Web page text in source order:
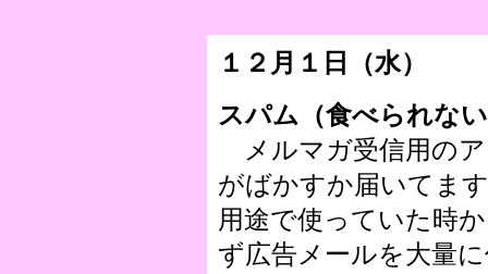
１２月１日（水）
スパム（食べられな
メルマガ受信用の
がばかすか届いてま
用途で使っていた時
ず広告メールを大量